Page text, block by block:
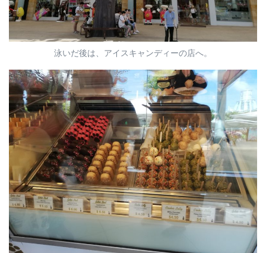
泳いだ後は、アイスキャンディーの店へ。